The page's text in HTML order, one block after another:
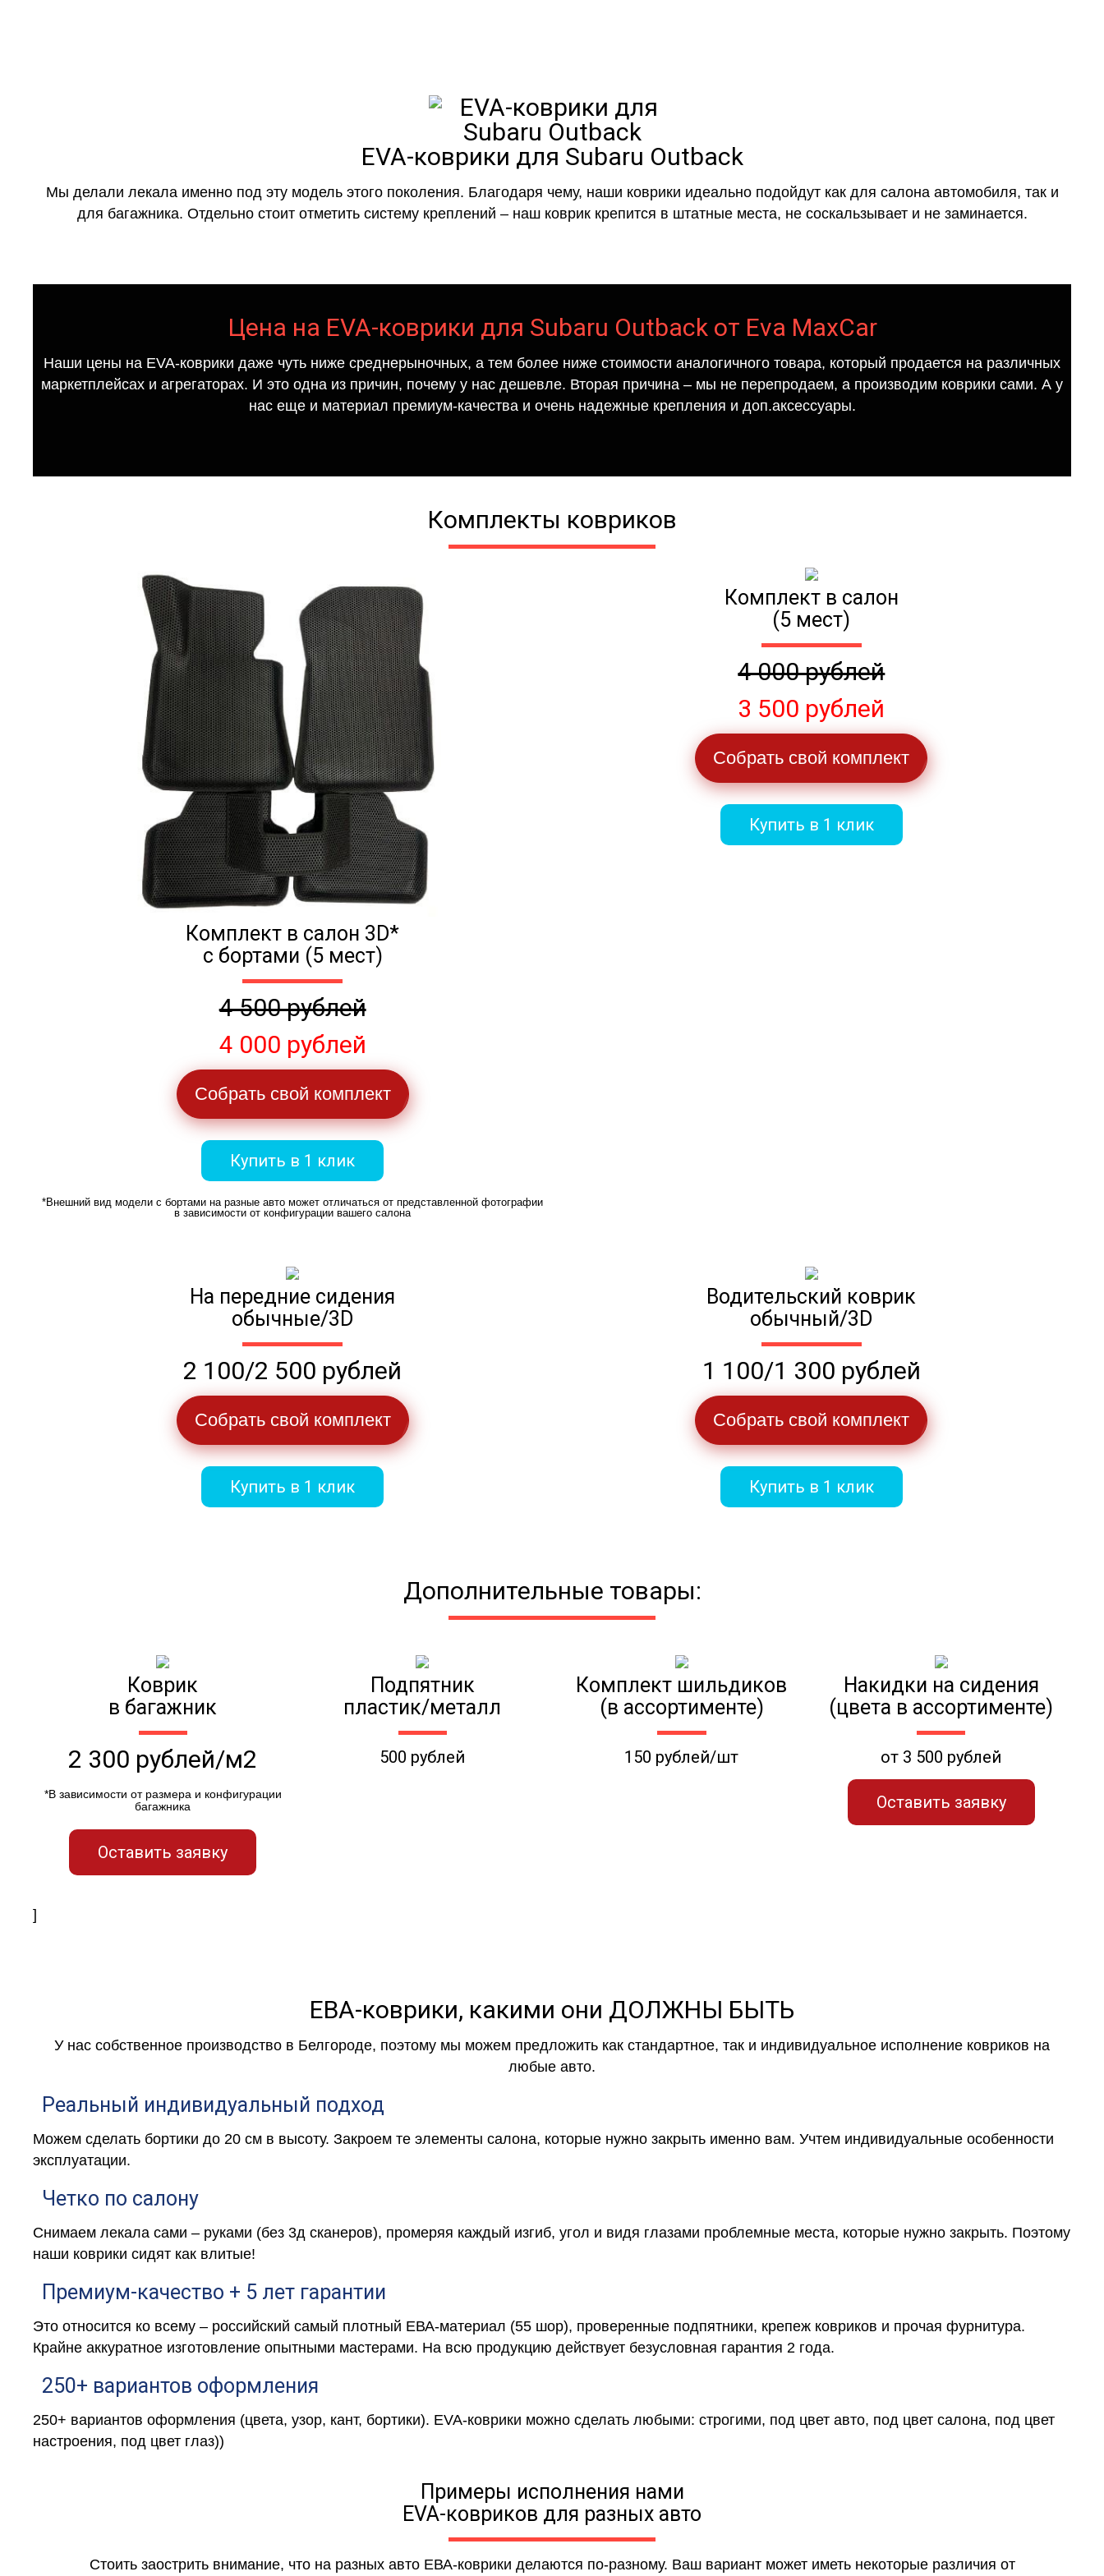
EVA-коврики для Subaru Outback
Мы делали лекала именно под эту модель этого поколения. Благодаря чему, наши коврики идеально подойдут как для салона автомобиля, так и
для багажника. Отдельно стоит отметить систему креплений – наш коврик крепится в штатные места, не соскальзывает и не заминается.
Цена на EVA-коврики для Subaru Outback от Eva MaxCar
Наши цены на EVA-коврики даже чуть ниже среднерыночных, а тем более ниже стоимости аналогичного товара, который продается на различных
маркетплейсах и агрегаторах. И это одна из причин, почему у нас дешевле. Вторая причина – мы не перепродаем, а производим коврики сами. А у
нас еще и материал премиум-качества и очень надежные крепления и доп.аксессуары.
Комплекты ковриков
Комплект в салон 3D*
с бортами (5 мест)
4 500 рублей
4 000 рублей
Собрать свой комплект
Купить в 1 клик
*Внешний вид модели с бортами на разные авто может отличаться от представленной фотографии
в зависимости от конфигурации вашего салона
Комплект в салон
(5 мест)
4 000 рублей
3 500 рублей
Собрать свой комплект
Купить в 1 клик
На передние сидения
обычные/3D
2 100/2 500 рублей
Собрать свой комплект
Купить в 1 клик
Водительский коврик
обычный/3D
1 100/1 300 рублей
Собрать свой комплект
Купить в 1 клик
Дополнительные товары:
Коврик
в багажник
2 300 рублей/м2
*В зависимости от размера и конфигурации
багажника
Оставить заявку
Подпятник
пластик/металл
500 рублей
Комплект шильдиков
(в ассортименте)
150 рублей/шт
Накидки на сидения
(цвета в ассортименте)
от 3 500 рублей
Оставить заявку
]
ЕВА-коврики, какими они ДОЛЖНЫ БЫТЬ
У нас собственное производство в Белгороде, поэтому мы можем предложить как стандартное, так и индивидуальное исполнение ковриков на
любые авто.
Реальный индивидуальный подход
Можем сделать бортики до 20 см в высоту. Закроем те элементы салона, которые нужно закрыть именно вам. Учтем индивидуальные особенности
эксплуатации.
Четко по салону
Снимаем лекала сами – руками (без 3д сканеров), промеряя каждый изгиб, угол и видя глазами проблемные места, которые нужно закрыть. Поэтому
наши коврики сидят как влитые!
Премиум-качество + 5 лет гарантии
Это относится ко всему – российский самый плотный ЕВА-материал (55 шор), проверенные подпятники, крепеж ковриков и прочая фурнитура.
Крайне аккуратное изготовление опытными мастерами. На всю продукцию действует безусловная гарантия 2 года.
250+ вариантов оформления
250+ вариантов оформления (цвета, узор, кант, бортики). EVA-коврики можно сделать любыми: строгими, под цвет авто, под цвет салона, под цвет
настроения, под цвет глаз))
Примеры исполнения нами
EVA-ковриков для разных авто
Стоить заострить внимание, что на разных авто ЕВА-коврики делаются по-разному. Ваш вариант может иметь некоторые различия от